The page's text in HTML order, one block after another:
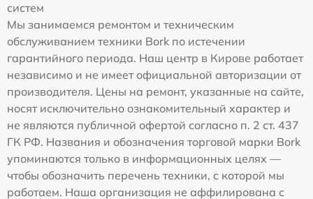
систем
Мы занимаемся ремонтом и техническим
обслуживанием техники Bork по истечении
гарантийного периода. Наш центр в Кирове работает
независимо и не имеет официальной авторизации от
производителя. Цены на ремонт, указанные на сайте,
носят исключительно ознакомительный характер и
не являются публичной офертой согласно п. 2 ст. 437
ГК РФ. Названия и обозначения торговой марки Bork
упоминаются только в информационных целях —
чтобы обозначить перечень техники, с которой мы
работаем. Наша организация не аффилирована с